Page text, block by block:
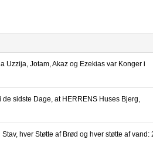
Uzzija, Jotam, Akaz og Ezekias var Konger i
sidste Dage, at HERRENS Huses Bjerg,
hver Støtte af Brød og hver støtte af vand: